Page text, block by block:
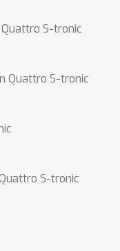
S-tronic
Quattro S-tronic
S-tronic